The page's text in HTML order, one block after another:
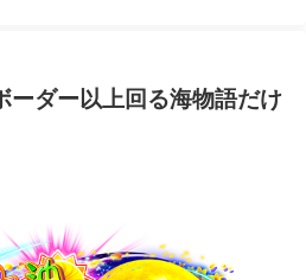
ーダー以上回る海物語だけ